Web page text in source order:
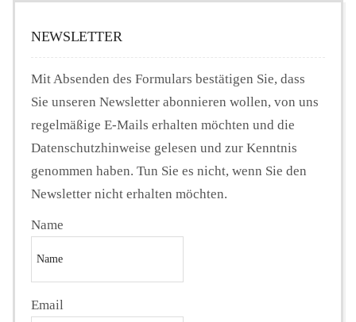
NEWSLETTER
Mit Absenden des Formulars bestätigen Sie, dass
Sie unseren Newsletter abonnieren wollen, von uns
regelmäßige E-Mails erhalten möchten und die
Datenschutzhinweise gelesen und zur Kenntnis
genommen haben. Tun Sie es nicht, wenn Sie den
Newsletter nicht erhalten möchten.
Name
Email